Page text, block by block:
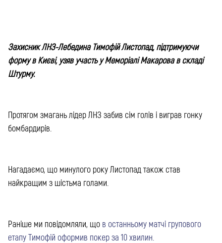
Захисник ЛНЗ-Лебедина Тимофій Листопад, підтримуючи
форму в Києві, узяв участь у Меморіалі Макарова в складі
Штурму.
Протягом змагань лідер ЛНЗ забив сім голів і виграв гонку
бомбардирів.
Нагадаємо, що минулого року Листопад також став
найкращим з шістьма голами.
Раніше ми повідомляли, що в останньому матчі групового
етапу Тимофій оформив покер за 10 хвилин.